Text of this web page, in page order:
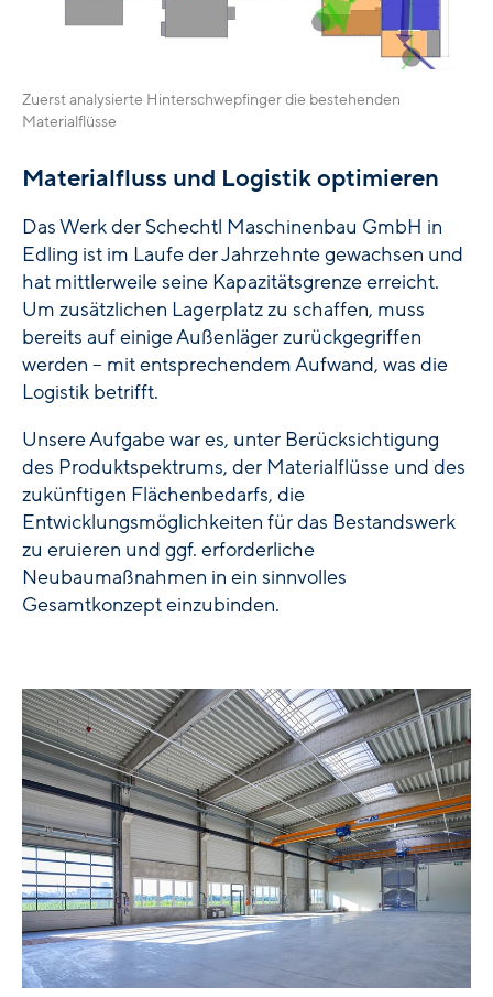
Zuerst analysierte Hinterschwepfinger die bestehenden
Materialflüsse
Materialfluss und Logistik optimieren
Das Werk der Schechtl Maschinenbau GmbH in
Edling ist im Laufe der Jahrzehnte gewachsen und
hat mittlerweile seine Kapazitätsgrenze erreicht.
Um zusätzlichen Lagerplatz zu schaffen, muss
bereits auf einige Außenläger zurückgegriffen
werden – mit entsprechendem Aufwand, was die
Logistik betrifft.
Unsere Aufgabe war es, unter Berücksichtigung
des Produktspektrums, der Materialflüsse und des
zukünftigen Flächenbedarfs, die
Entwicklungsmöglichkeiten für das Bestandswerk
zu eruieren und ggf. erforderliche
Neubaumaßnahmen in ein sinnvolles
Gesamtkonzept einzubinden.